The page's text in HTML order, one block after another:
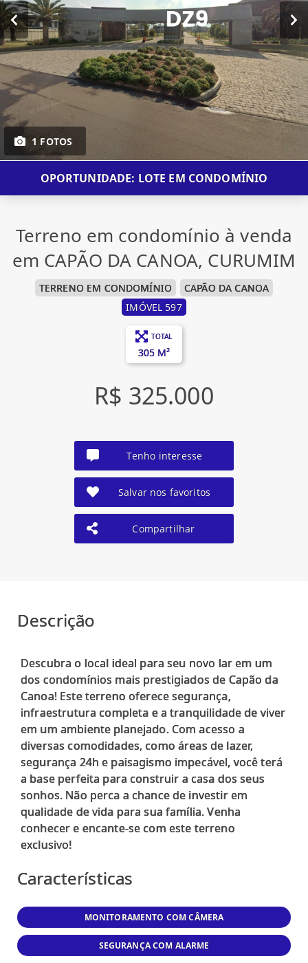
1 FOTOS
OPORTUNIDADE: LOTE EM CONDOMÍNIO
Terreno em condomínio à venda
em CAPÃO DA CANOA, CURUMIM
TERRENO EM CONDOMÍNIO
CAPÃO DA CANOA
IMÓVEL 597
TOTAL
305 M²
R$ 325.000
Tenho interesse
Salvar nos favoritos
Compartilhar
Descrição
Descubra o local ideal para seu novo lar em um
dos condomínios mais prestigiados de Capão da
Canoa! Este terreno oferece segurança,
infraestrutura completa e a tranquilidade de viver
em um ambiente planejado. Com acesso a
diversas comodidades, como áreas de lazer,
segurança 24h e paisagismo impecável, você terá
a base perfeita para construir a casa dos seus
sonhos. Não perca a chance de investir em
qualidade de vida para sua família. Venha
conhecer e encante-se com este terreno
Características
MONITORAMENTO COM CÂMERA
SEGURANÇA COM ALARME